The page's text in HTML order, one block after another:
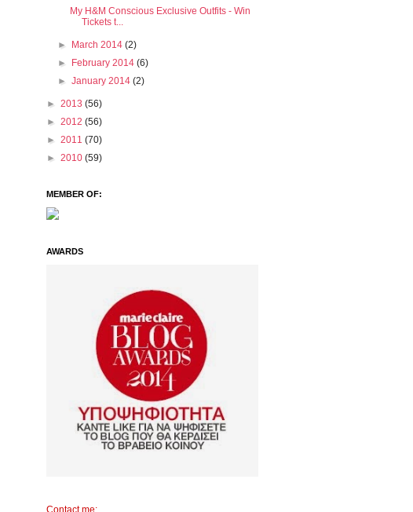
My H&M Conscious Exclusive Outfits - Win
Tickets t...
► March 2014(2)
►
February 2014(6)
►January 2014(2)
► 2013 (56)
► 2012 (56)
► 2011 (70)
► 2010 (59)
MEMBER OF:
AWARDS
Contact me: